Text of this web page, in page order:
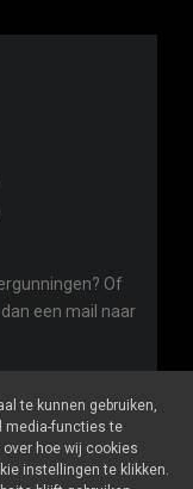
Of
een mail naar
te kunnen gebruiken,
media-functies te
hoe wij cookies
instellingen te klikken.